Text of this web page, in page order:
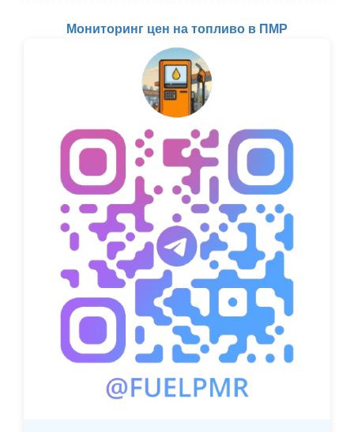
Мониторинг цен на топливо в ПМР